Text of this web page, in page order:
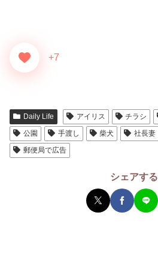
+7
Daily Life アイリス チラシ
公園
手渡し 柴犬 社長妻
郵便局で広告
シェアする